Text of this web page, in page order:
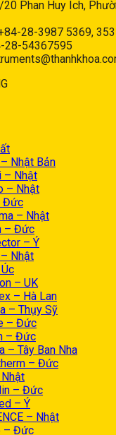
Phan Huy Ích,
28-3987 5369,
28-54367595
Nhật Bản
– Nhật
– Nhật
Đức
– Nhật
– Đức
– Ý
Nhật
– UK
– Hà Lan
– Thụy Sỹ
– Đức
– Đức
– Tây Ban Nha
– Đức
– Đức
– Ý
– Nhật
– Đức